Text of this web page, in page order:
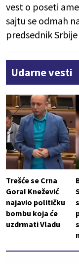
vest o poseti
sajtu se odmah
predsednik
Udarne vesti
Trešće se Crna
Gora! Knežević
najavio političku
bombu koja će
uzdrmati Vladu